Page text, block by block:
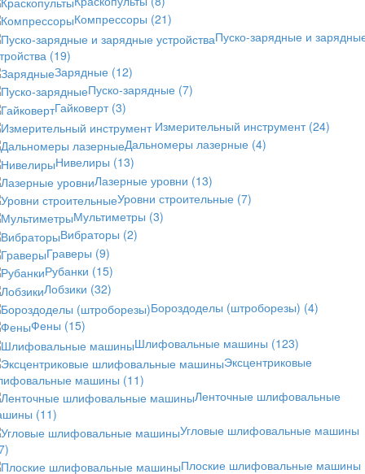
Компрессоры (21)
Пуско-зарядные и
(19)
Зарядные (12)
Пуско-зарядные (7)
Гайковерт (3)
Измерительный инструмент (24)
Дальномеры лазерные (4)
Нивелиры (13)
Лазерные уровни (13)
Уровни строительные (7)
Мультиметры (3)
Вибраторы (2)
Граверы (9)
Рубанки (15)
Лобзики (32)
Бороздоделы (штроборезы) (4)
Фены (15)
Шлифовальные машины (123)
Эксцентриковые
машины (11)
Ленточные шлифовальные
(11)
Угловые шлифовальные машины
Плоские шлифовальные машины